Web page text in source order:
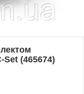
Set (465674)